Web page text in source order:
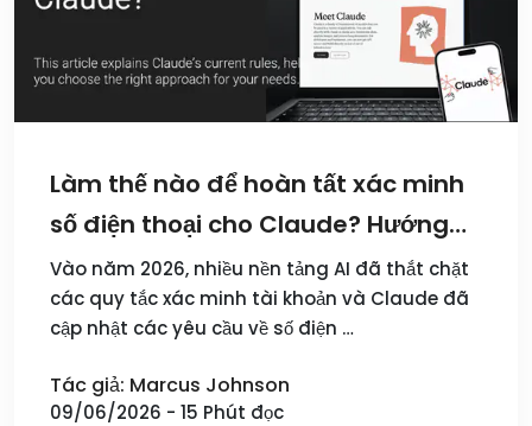
Làm thế nào để hoàn tất xác minh
số điện thoại cho Claude? Hướng
dẫn đăng ký Claude năm 2026
Vào năm 2026, nhiều nền tảng AI đã thắt chặt
các quy tắc xác minh tài khoản và Claude đã
cập nhật các yêu cầu về số điện …
Tác giả: Marcus Johnson
09/06/2026 - 15 Phút đọc